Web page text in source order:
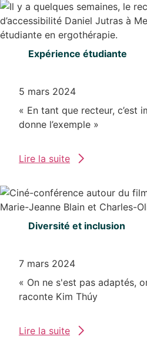
Expérience étudiante
5 mars 2024
« En tant que recteur, c’est
donne l’exemple »
Lire la suite
Diversité et inclusion
7 mars 2024
« On ne s'est pas adaptés,
raconte Kim Thúy
Lire la suite